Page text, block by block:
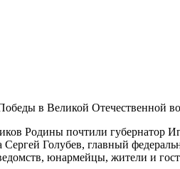
в Великой Отечественной
Родины почтили губернатор
Голубев, главный
юнармейцы, жители и